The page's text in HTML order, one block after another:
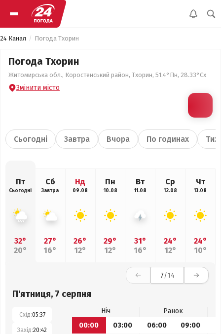
24 Канал Погода Тхорин
Погода Тхорин
Житомирська обл., Коростенський район, Тхорин, 51.4°Пн, 28.33°Сх
Змінити місто
Сьогодні Завтра Вчора По годинах
Пт
Сьогодні
32°
20°
Сб
Завтра
27°
16°
Нд
09.08
26°
12°
Пн
10.08
29°
12°
Вт
11.08
31°
16°
Ср
12.08
24°
12°
Чт
13.08
24°
10°
7/14
П'ятниця, 7 серпня
Схід:05:37
Захід:20:42
Ніч
Ранок
00:00
03:00 06:00 09:00